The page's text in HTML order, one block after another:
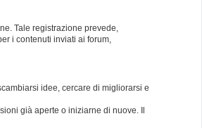
Tale registrazione prevede,
i contenuti inviati ai forum,
idee, cercare di migliorarsi e
già aperte o iniziarne di nuove. Il